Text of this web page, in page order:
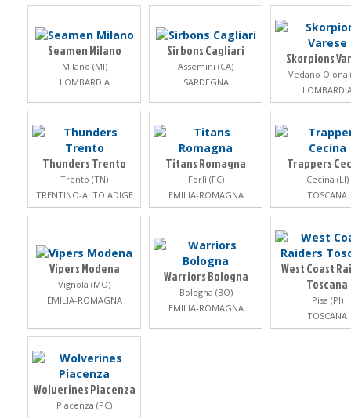
Seamen Milano
Milano (MI)
LOMBARDIA
Sirbons Cagliari
Assemini (CA)
SARDEGNA
Skorpions
Vedano Olona
Thunders Trento
Trento (TN)
TRENTINO-ALTO ADIGE
Titans Romagna
Forlì (FC)
EMILIA-ROMAGNA
Trappers
Cecina (LI)
TOSCANA
Vipers Modena
Vignola (MO)
EMILIA-ROMAGNA
Warriors Bologna
Bologna (BO)
EMILIA-ROMAGNA
West Coast
Toscana
Pisa (PI)
TOSCANA
Wolverines Piacenza
Piacenza (PC)